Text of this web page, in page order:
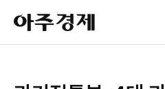
아
주
경